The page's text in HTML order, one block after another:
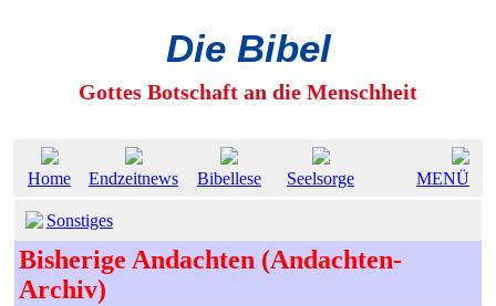
Die Bibel
Gottes Botschaft an die Menschheit
Home Endzeitnews Bibellese Seelsorge MENÜ
Sonstiges
Bisherige Andachten (Andachten-
Archiv)